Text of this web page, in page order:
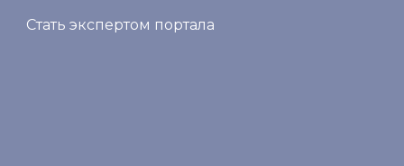
Стать экспертом портала